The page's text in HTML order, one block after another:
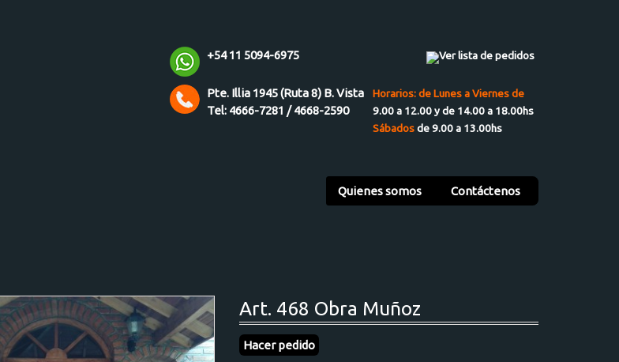
+54 11 5094-6975 Ver lista de pedidos
Pte. Illia 1945 (Ruta 8) B. Vista
Tel: 4666-7281 / 4668-2590
Horarios: de Lunes a Viernes de
9.00 a 12.00 y de 14.00 a 18.00hs
Sábadosde 9.00 a 13.00hs
Quienes somos Contáctenos
Art. 468 Obra Muñoz
Hacer pedido